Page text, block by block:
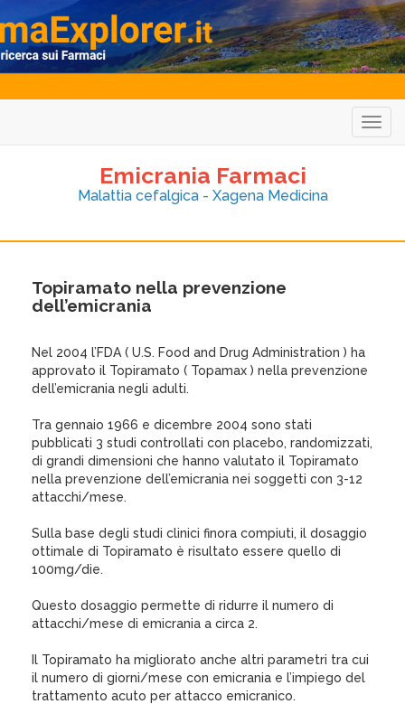
Emicrania Farmaci
Malattia cefalgica - Xagena Medicina
Topiramato nella prevenzione
dell’emicrania
Nel 2004 l’FDA ( U.S. Food and Drug Administration ) ha
approvato il Topiramato ( Topamax ) nella prevenzione
dell’emicrania negli adulti.
Tra gennaio 1966 e dicembre 2004 sono stati
pubblicati 3 studi controllati con placebo, randomizzati,
di grandi dimensioni che hanno valutato il Topiramato
nella prevenzione dell’emicrania nei soggetti con 3-12
attacchi/mese.
Sulla base degli studi clinici finora compiuti, il dosaggio
ottimale di Topiramato è risultato essere quello di
100mg/die.
Questo dosaggio permette di ridurre il numero di
attacchi/mese di emicrania a circa 2.
Il Topiramato ha migliorato anche altri parametri tra cui
il numero di giorni/mese con emicrania e l’impiego del
trattamento acuto per attacco emicranico.